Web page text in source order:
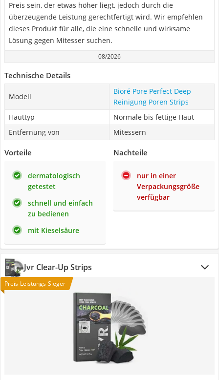
Preis sein, der etwas höher liegt, jedoch durch die
überzeugende Leistung gerechtfertigt wird. Wir empfehlen
dieses Produkt für alle, die eine schnelle und wirksame
Lösung gegen Mitesser suchen.
08/2026
Technische Details
Modell
Bioré Pore Perfect Deep
Reinigung Poren Strips
Hauttyp
Normale bis fettige Haut
Entfernung von
Mitessern
Vorteile
dermatologisch
getestet
schnell und einfach
zu bedienen
mit Kieselsäure
Nachteile
nur in einer
Verpackungsgröße
verfügbar
Jvr Clear-Up Strips
Preis-Leistungs-Sieger